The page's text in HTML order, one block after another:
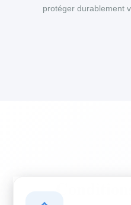
protéger durablement